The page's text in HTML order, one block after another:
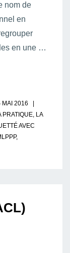
nom de
en
en une …
MAI 2016
PRATIQUE, LA
AVEC
,